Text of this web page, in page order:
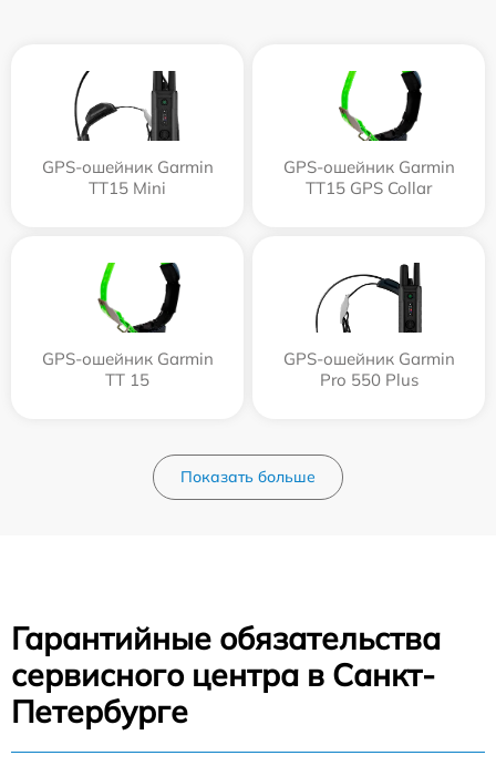
GPS-ошейник Garmin
TT15 Mini
GPS-ошейник Garmin
TT15 GPS Collar
GPS-ошейник Garmin
TT 15
GPS-ошейник Garmin
Pro 550 Plus
Показать больше
Гарантийные обязательства
сервисного центра в Санкт-
Петербурге